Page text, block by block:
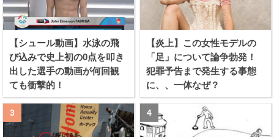
【シュール動画】水泳の飛
び込みで史上初の0点を叩き
出した選手の動画が何回観
ても衝撃的！
【炎上】この女性モデルの
「足」について論争勃発！
犯罪予告まで発生する事態
に、、一体なぜ？